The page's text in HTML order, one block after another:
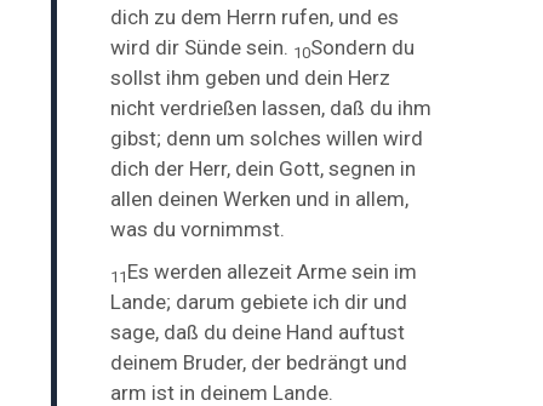
dich zu dem Herrn rufen, und es
wird dir Sünde sein. 10Sondern du
sollst ihm geben und dein Herz
nicht verdrießen lassen, daß du ihm
gibst; denn um solches willen wird
dich der Herr, dein Gott, segnen in
allen deinen Werken und in allem,
was du vornimmst.
11 Es werden allezeitArme sein im
Lande; darum gebiete ich dir und
sage, daß du deine Hand auftust
deinem Bruder, der bedrängt und
arm ist in deinem Lande.